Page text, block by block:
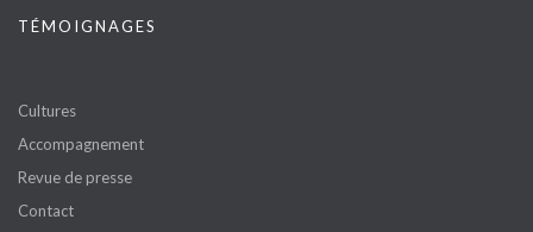
TÉMOIGNAGES
Cultures
Accompagnement
Revue de presse
Contact